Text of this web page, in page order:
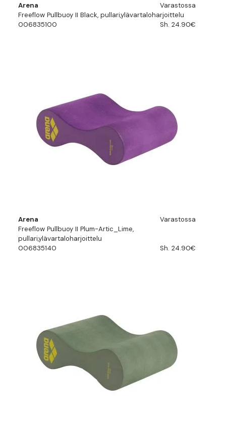
Arena
Varastossa
Freeflow Pullbuoy II Black, pullari,ylävartaloharjoittelu
006835100
Sh. 24.90€
Arena
Varastossa
Freeflow Pullbuoy II Plum-Artic_Lime,
pullari,ylävartaloharjoittelu
006835140
Sh. 24.90€